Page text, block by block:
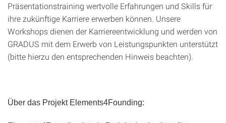
Präsentationstraining wertvolle Erfahrungen und Skills für
ihre zukünftige Karriere erwerben können. Unsere
Workshops dienen der Karriereentwicklung und werden von
GRADUS mit dem Erwerb von Leistungspunkten unterstützt
(bitte hierzu den entsprechenden Hinweis beachten).
Über das Projekt Elements4Founding: